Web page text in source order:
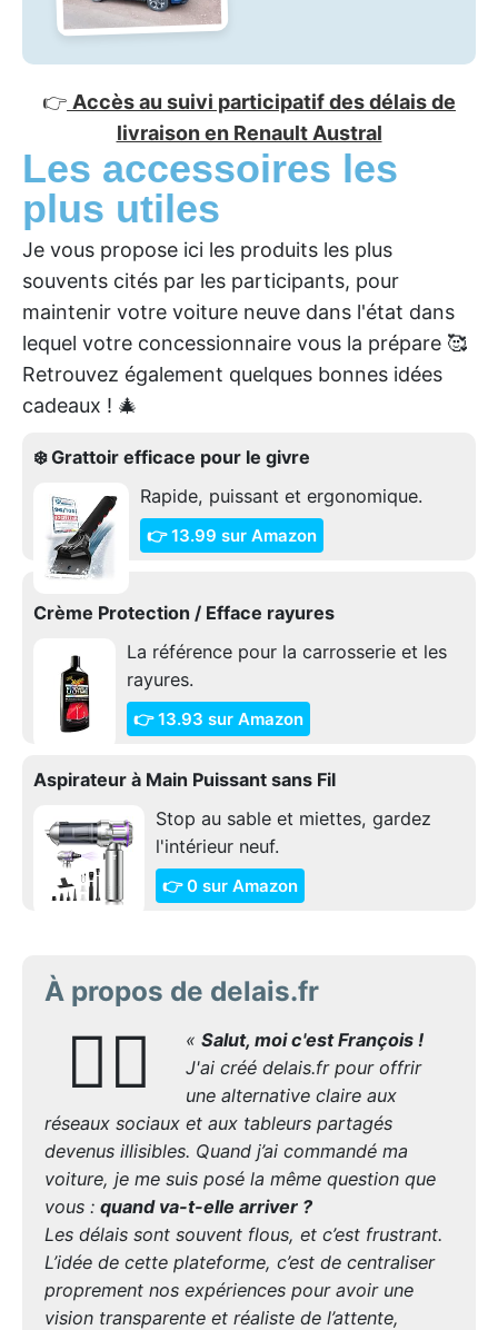
👉 Accès au suivi participatif des délais de
livraison en Renault Austral
Les accessoires les
plus utiles
Je vous propose ici les produits les plus
souvents cités par les participants, pour
maintenir votre voiture neuve dans l'état dans
lequel votre concessionnaire vous la prépare 🥰
Retrouvez également quelques bonnes idées
cadeaux ! 🎄
❄️ Grattoir efficace pour le givre
Rapide, puissant et ergonomique.
👉 13.99 sur Amazon
Crème Protection / Efface rayures
La référence pour la carrosserie et les
rayures.
👉 13.93 sur Amazon
Aspirateur à Main Puissant sans Fil
Stop au sable et miettes, gardez
l'intérieur neuf.
👉 0 sur Amazon
À propos de delais.fr
🙋‍♂️ « Salut, moi c'est François !
J'ai créé delais.fr pour offrir
une alternative claire aux
réseaux sociaux et aux tableurs partagés
devenus illisibles. Quand j’ai commandé ma
voiture, je me suis posé la même question que
vous : quand va-t-elle arriver ?
Les délais sont souvent flous, et c’est frustrant.
L’idée de cette plateforme, c’est de centraliser
proprement nos expériences pour avoir une
vision transparente et réaliste de l’attente,